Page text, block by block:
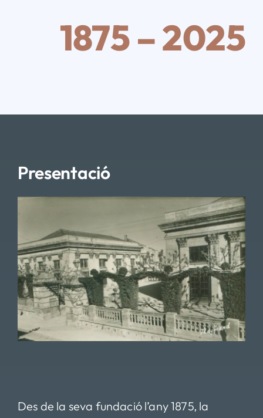
1875 – 2025
Presentació
Des de la seva fundació l’any 1875, la